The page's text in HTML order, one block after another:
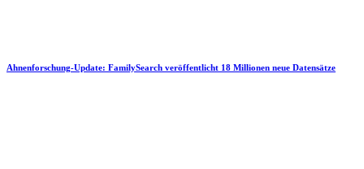
Ahnenforschung-Update: FamilySearch veröffentlicht 18 Millionen neue Datensätze